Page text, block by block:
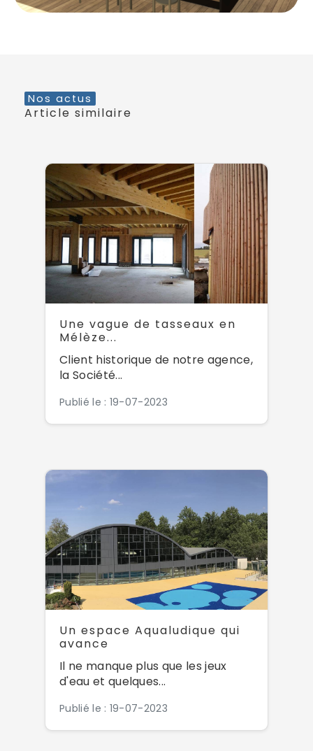
Nos actus
Article similaire
Une vague de tasseaux en
Mélèze...
Client historique de notre agence,
la Société...
Publié le : 19-07-2023
Un espace Aqualudique qui
avance
Il ne manque plus que les jeux
d'eau et quelques...
Publié le : 19-07-2023